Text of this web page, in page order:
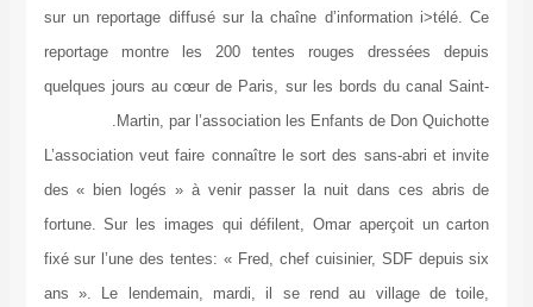
sur un reportage diffusé sur la chaîne d’information i>télé. Ce
reportage montre les 200 tentes rouges dressées depuis
quelques jours au cœur de Paris, sur les bords du canal Saint-
Martin, par l’association les Enfants de Don Quichotte.
L’association veut faire connaître le sort des sans-abri et invite
des « bien logés » à venir passer la nuit dans ces abris de
fortune. Sur les images qui défilent, Omar aperçoit un carton
fixé sur l’une des tentes: « Fred, chef cuisinier, SDF depuis six
ans ». Le lendemain, mardi, il se rend au village de toile,